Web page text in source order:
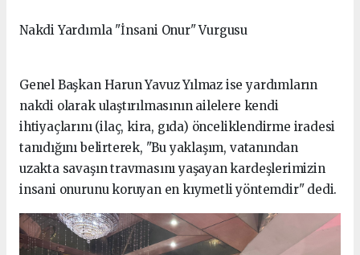
Nakdi Yardımla "İnsani Onur" Vurgusu
Genel Başkan Harun Yavuz Yılmaz ise yardımların
nakdi olarak ulaştırılmasının ailelere kendi
ihtiyaçlarını (ilaç, kira, gıda) önceliklendirme iradesi
tanıdığını belirterek, "Bu yaklaşım, vatanından
uzakta savaşın travmasını yaşayan kardeşlerimizin
insani onurunu koruyan en kıymetli yöntemdir" dedi.